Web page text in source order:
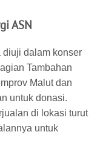
ASN
diuji dalam konser
Tambahan
Malut dan
untuk donasi.
di lokasi turut
untuk